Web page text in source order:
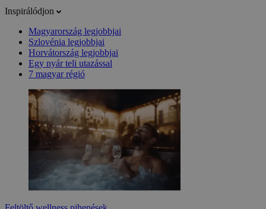
Inspirálódjon
Magyarország legjobbjai
Szlovénia legjobbjai
Horvátország legjobbjai
Egy nyár teli utazással
7 magyar régió